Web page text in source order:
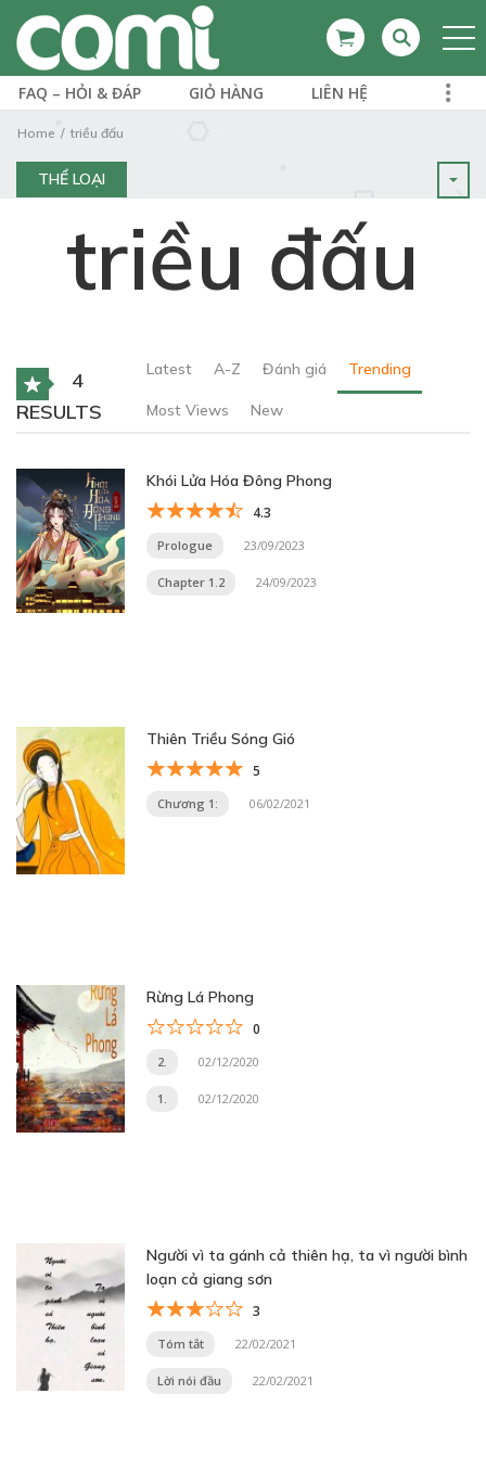
FAQ – HỎI & ĐÁP GIỎ HÀNG LIÊN HỆ
Home triều đấu
THỂ LOẠI
triều đấu
4
RESULTS
Latest A-Z Đánh giá Trending
Most Views New
Khói Lửa Hóa Đông Phong
4.3
Prologue 23/09/2023
Chapter 1.2 24/09/2023
Thiên Triều Sóng Gió
5
Chương 1: 06/02/2021
Rừng Lá Phong
0
2. 02/12/2020
1. 02/12/2020
Người vì ta gánh cả thiên hạ, ta vì người bình
loạn cả giang sơn
3
Tóm tắt 22/02/2021
Lời nói đầu 22/02/2021